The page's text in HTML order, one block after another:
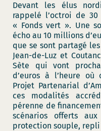
Devant les élus
rappelé l’octroi de
« Fonds vert ». Une
écho au 10 millions
que se sont partagé
Jean-de-Luz et
Sète qui vont
d’euros à l’heure
Projet Partenarial
ces modalités
pérenne de
scénarios offerts
protection souple,